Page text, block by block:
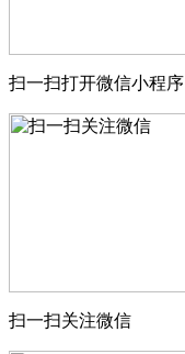
扫一扫打开微信小程序
扫一扫关注微信